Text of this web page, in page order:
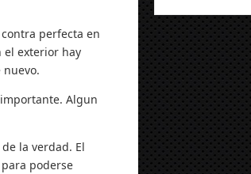
perfecta en
el exterior hay
Algun
la verdad. El
poderse